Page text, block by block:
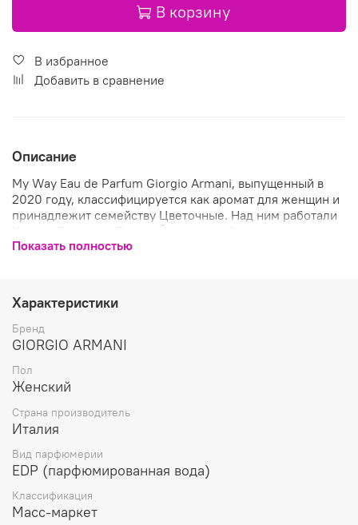
В корзину
В избранное
Добавить в сравнение
Описание
My Way Eau de Parfum Giorgio Armani, выпущенный в
2020 году, классифицируется как аромат для женщин и
принадлежит семейству Цветочные. Над ним работали
Карлос Бенаим и Брюно Йованович. Состав композиции
Апельсиновый цвет (флердоранж) и Бергамот образуют
и Мадагаскарская ваниль.
Показать полностью
Характеристики
Бренд
GIORGIO ARMANI
Пол
Женский
Страна производитель
Италия
Вид парфюмерии
EDP (парфюмированная вода)
Классификация
Масс-маркет